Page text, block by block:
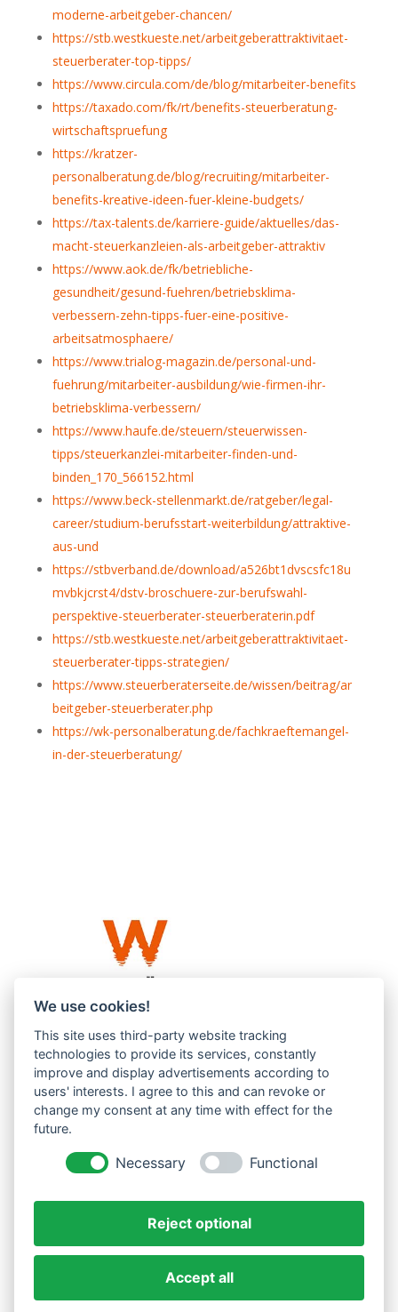
moderne-arbeitgeber-chancen/
https://stb.westkueste.net/arbeitgeberattraktivitaet-
steuerberater-top-tipps/
https://www.circula.com/de/blog/mitarbeiter-benefits
https://taxado.com/fk/rt/benefits-steuerberatung-
wirtschaftspruefung
https://kratzer-
personalberatung.de/blog/recruiting/mitarbeiter-
benefits-kreative-ideen-fuer-kleine-budgets/
https://tax-talents.de/karriere-guide/aktuelles/das-
macht-steuerkanzleien-als-arbeitgeber-attraktiv
https://www.aok.de/fk/betriebliche-
gesundheit/gesund-fuehren/betriebsklima-
verbessern-zehn-tipps-fuer-eine-positive-
arbeitsatmosphaere/
https://www.trialog-magazin.de/personal-und-
fuehrung/mitarbeiter-ausbildung/wie-firmen-ihr-
betriebsklima-verbessern/
https://www.haufe.de/steuern/steuerwissen-
tipps/steuerkanzlei-mitarbeiter-finden-und-
binden_170_566152.html
https://www.beck-stellenmarkt.de/ratgeber/legal-
career/studium-berufsstart-weiterbildung/attraktive-
aus-und
https://stbverband.de/download/a526bt1dvscsfc18u
mvbkjcrst4/dstv-broschuere-zur-berufswahl-
perspektive-steuerberater-steuerberaterin.pdf
https://stb.westkueste.net/arbeitgeberattraktivitaet-
steuerberater-tipps-strategien/
https://www.steuerberaterseite.de/wissen/beitrag/ar
beitgeber-steuerberater.php
https://wk-personalberatung.de/fachkraeftemangel-
in-der-steuerberatung/
Westküste UG (haftungsbeschränkt)
Menzlingen 14 B
51503 Rösrath
Datenschutzerklärung
We use cookies!
This site uses third-party website tracking
technologies to provide its services, constantly
improve and display advertisements according to
users' interests. I agree to this and can revoke or
change my consent at any time with effect for the
future.
Necessary Functional
Reject optional
Accept all